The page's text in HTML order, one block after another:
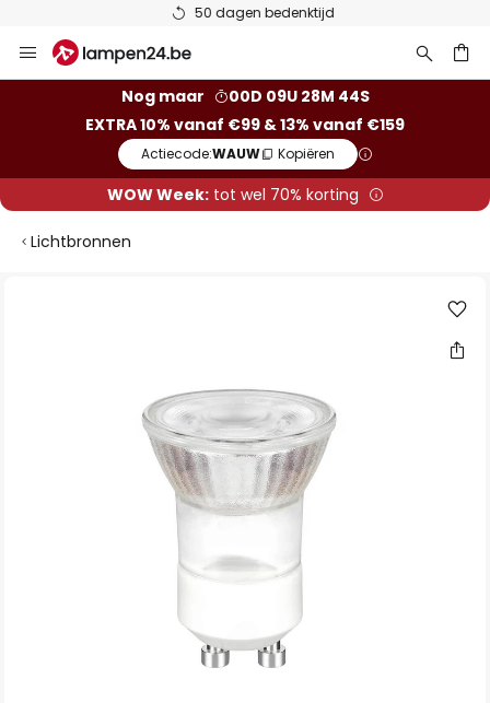
50 dagen bedenktijd
naar
Nog maar
00D 09U 28M 44S
EXTRA 10% vanaf €99 & 13% vanaf €159
Actiecode:WAUW Kopiëren
WOW Week:tot wel 70% korting
Lichtbronnen